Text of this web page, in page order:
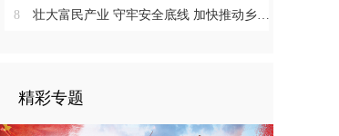
8 壮大富民产业 守牢安全底线 加快推动乡村全面振兴
精彩专题